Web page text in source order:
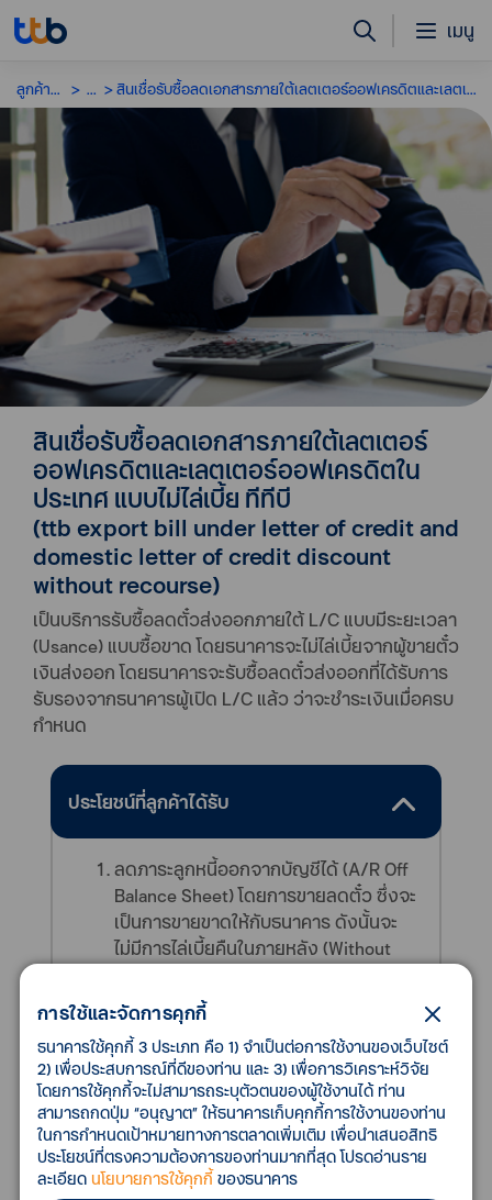
เมนู
ลูกค้าธุรกิจ ... สินเชื่อรับซื้อลดเอกสารภายใต้เลตเตอร์ออฟเครดิตและเลตเตอร์ออฟเครดิตในประเทศ แบบไม่ไล่เบี้ย ทีทีบี
สินเชื่อรับซื้อลดเอกสารภายใต้เลตเตอร์
ออฟเครดิตและเลตเตอร์ออฟเครดิตใน
ประเทศ แบบไม่ไล่เบี้ย ทีทีบี
(ttb export bill under letter of credit and
domestic letter of credit discount
without recourse)
เป็นบริการรับซื้อลดตั๋วส่งออกภายใต้ L/C แบบมีระยะเวลา
(Usance) แบบซื้อขาด โดยธนาคารจะไม่ไล่เบี้ยจากผู้ขายตั๋ว
เงินส่งออก โดยธนาคารจะรับซื้อลดตั๋วส่งออกที่ได้รับการ
รับรองจากธนาคารผู้เปิด L/C แล้ว ว่าจะชำระเงินเมื่อครบ
กำหนด
ประโยชน์ที่ลูกค้าได้รับ
ลดภาระลูกหนี้ออกจากบัญชีได้ (A/R Off
Balance Sheet) โดยการขายลดตั๋ว ซึ่งจะ
เป็นการขายขาดให้กับธนาคาร ดังนั้นจะ
ไม่มีการไล่เบี้ยคืนในภายหลัง (Without
ไม่ต้องรอรับชำระเงินตามเวลากำหนด
จากธนาคารผู้เปิด L/C ก็สามารถได้รับค่า
สินค้าก่อนด้วยการขายลดตั๋ว L/C หลัง
การส่งออกกับธนาคาร
สินเชื่อนี้ไม่ต้องใช้วงเงินของลูกค้า ดังนั้น
ผู้ส่งออกสามารถนำวงเงินเพื่อการส่ง
ออกที่เหลือไปใช้กับการทำธุรกรรมอื่น ๆ ได้
อีก
การใช้และจัดการคุกกี้
ธนาคารใช้คุกกี้ 3 ประเภท คือ 1) จำเป็นต่อการใช้งานของเว็บไซต์
2) เพื่อประสบการณ์ที่ดีของท่าน และ 3) เพื่อการวิเคราะห์วิจัย
โดยการใช้คุกกี้จะไม่สามารถระบุตัวตนของผู้ใช้งานได้ ท่าน
สามารถกดปุ่ม “อนุญาต” ให้ธนาคารเก็บคุกกี้การใช้งานของท่าน
ในการกำหนดเป้าหมายทางการตลาดเพิ่มเติม เพื่อนำเสนอสิทธิ
ประโยชน์ที่ตรงความต้องการของท่านมากที่สุด โปรดอ่านราย
ละเอียด นโยบายการใช้คุกกี้ ของธนาคาร